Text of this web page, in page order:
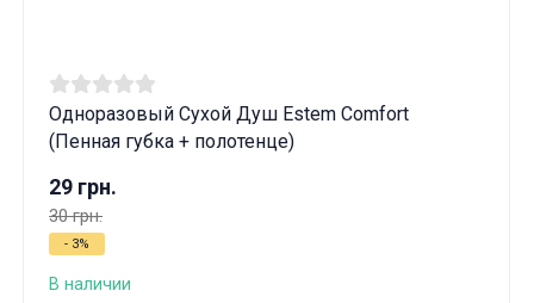
Одноразовый Сухой Душ Estem Comfort
(Пенная губка + полотенце)
29 грн.
30 грн.
- 3%
В наличии